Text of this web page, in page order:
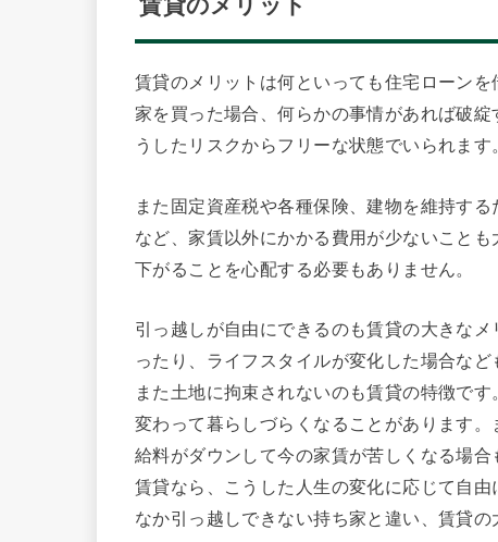
賃貸のメリット
賃貸のメリットは何といっても住宅ローン
家を買った場合、何らかの事情があれば破
うしたリスクからフリーな状態でいられます
また固定資産税や各種保険、建物を維持す
など、家賃以外にかかる費用が少ないこと
下がることを心配する必要もありません。
引っ越しが自由にできるのも賃貸の大きな
ったり、ライフスタイルが変化した場合な
また土地に拘束されないのも賃貸の特徴で
変わって暮らしづらくなることがあります。
給料がダウンして今の家賃が苦しくなる場合
賃貸なら、こうした人生の変化に応じて自
なか引っ越しできない持ち家と違い、賃貸の